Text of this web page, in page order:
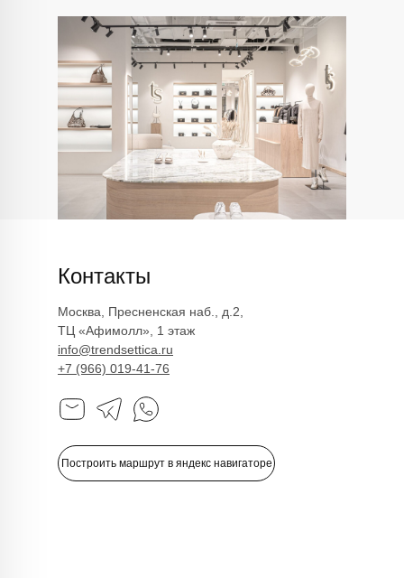
Контакты
Москва, Пресненская наб., д.2,
ТЦ «Афимолл», 1 этаж
info@trendsettica.ru
+7 (966) 019-41-76
Построить маршрут в яндекс навигаторе
Как оформить заказ
Возврат
Оплата и доставка
Покупателям
О нас
О брендах в магазине
Как добраться до магазина
Новости
Контакты
Блог
Каталог
Аксессуары
Жакеты и жилеты
Лонгсливы
Пуловеры и джемперы
ИП Романюк Н.Н.
ИНН 616110027633